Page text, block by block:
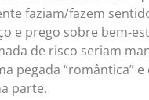
faziam/fazem
e prego sobre bem-
de risco seriam
pegada “romântica” e
parte.